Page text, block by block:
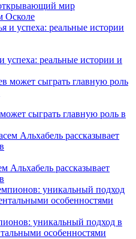
мир
Осколе
успеха: реальные истории и
сыграть главную роль в
Альхабель рассказывает
уникальный подход в
особенностями